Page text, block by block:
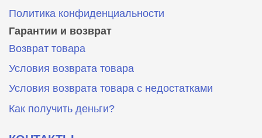
Политика конфиденциальности
Гарантии и возврат
Возврат товара
Условия возврата товара
Условия возврата товара с недостатками
Как получить деньги?